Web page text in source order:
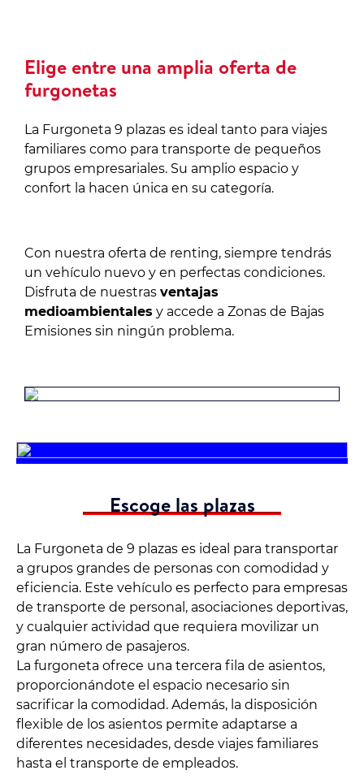
Elige entre una amplia oferta de
furgonetas
La Furgoneta 9 plazas es ideal tanto para viajes
familiares como para transporte de pequeños
grupos empresariales. Su amplio espacio y
confort la hacen única en su categoría.
Con nuestra oferta de renting, siempre tendrás
un vehículo nuevo y en perfectas condiciones.
Disfruta de nuestras ventajas
medioambientales y accede a Zonas de Bajas
Emisiones sin ningún problema.
Escoge las plazas
La Furgoneta de 9 plazas es ideal para transportar
a grupos grandes de personas con comodidad y
eficiencia. Este vehículo es perfecto para empresas
de transporte de personal, asociaciones deportivas,
y cualquier actividad que requiera movilizar un
gran número de pasajeros.
La furgoneta ofrece una tercera fila de asientos,
proporcionándote el espacio necesario sin
sacrificar la comodidad. Además, la disposición
flexible de los asientos permite adaptarse a
diferentes necesidades, desde viajes familiares
hasta el transporte de empleados.